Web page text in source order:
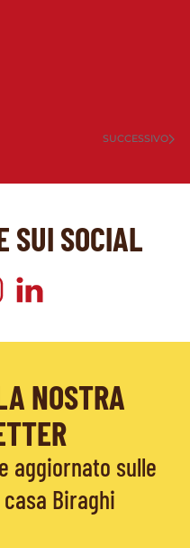
SUCCESSIVO
SUI SOCIAL
NOSTRA
aggiornato sulle
Biraghi